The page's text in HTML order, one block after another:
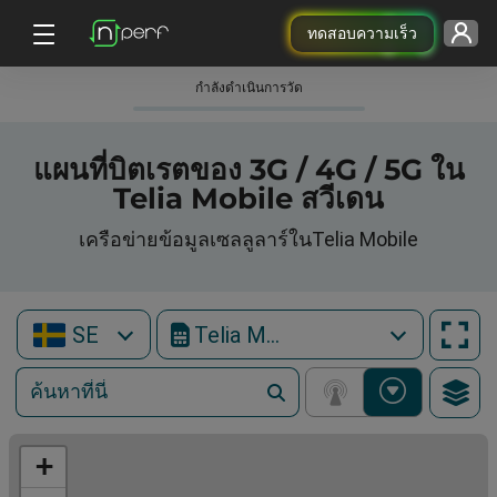
ทดสอบความเร็ว
กําลังดําเนินการวัด
แผนที่บิตเรตของ 3G / 4G / 5G ใน
Telia Mobile สวีเดน
เครือข่ายข้อมูลเซลลูลาร์ในTelia Mobile
SE Telia Mobile
+